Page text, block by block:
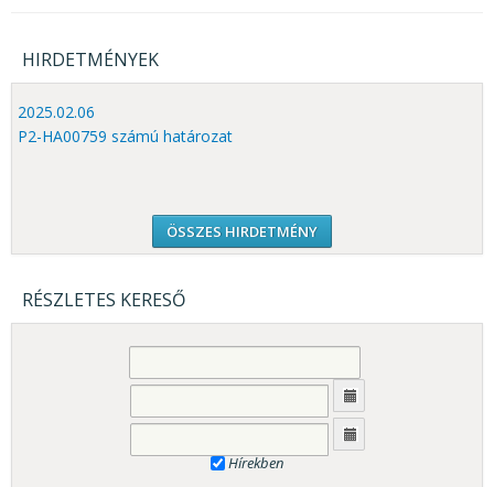
HIRDETMÉNYEK
2025.02.06
P2-HA00759 számú határozat
ÖSSZES HIRDETMÉNY
RÉSZLETES KERESŐ
Hírekben